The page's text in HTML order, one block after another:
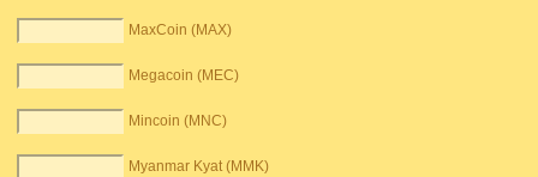
MaxCoin (MAX)
Megacoin (MEC)
Mincoin (MNC)
Myanmar Kyat (MMK)